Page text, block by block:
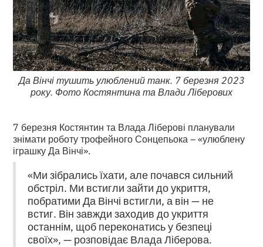
Да Вінчі тушить улюблений танк. 7 березня 2023
року. Фото Костянтина та Влади Ліберових
7 березня Костянтин та Влада Ліберові планували
знімати роботу трофейного Сонцепьока – «улюблену
іграшку Да Вінчі».
«Ми зібрались їхати, але почався сильний
обстріл. Ми встигли зайти до укриття,
побратими Да Вінчі встигли, а він — не
встиг. Він завжди заходив до укриття
останнім, щоб переконатись у безпеці
своїх», — розповідає Влада Ліберова.